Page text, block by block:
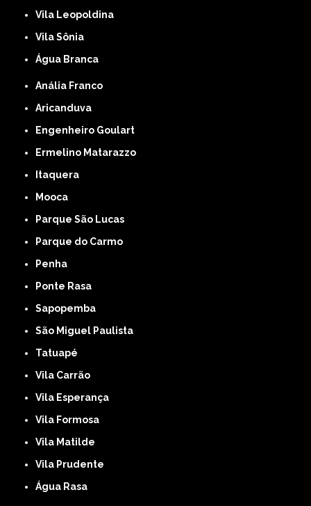
Vila Leopoldina
Vila Sônia
Água Branca
Anália Franco
Aricanduva
Engenheiro Goulart
Ermelino Matarazzo
Itaquera
Mooca
Parque São Lucas
Parque do Carmo
Penha
Ponte Rasa
Sapopemba
São Miguel Paulista
Tatuapé
Vila Carrão
Vila Esperança
Vila Formosa
Vila Matilde
Vila Prudente
Água Rasa